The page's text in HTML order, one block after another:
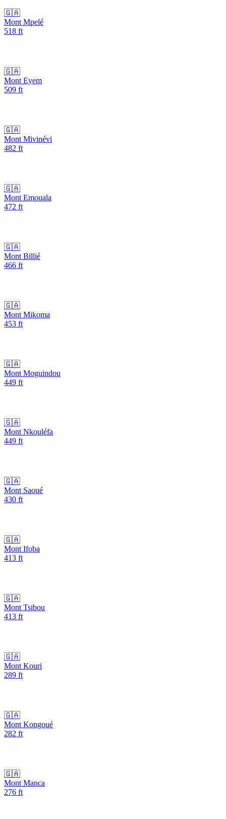
🇬🇦
Mont Mpelé
518 ft
🇬🇦
Mont Eyem
509 ft
🇬🇦
Mont Mivinévi
482 ft
🇬🇦
Mont Emouala
472 ft
🇬🇦
Mont Billié
466 ft
🇬🇦
Mont Mikoma
453 ft
🇬🇦
Mont Moguindou
449 ft
🇬🇦
Mont Nkouléfa
449 ft
🇬🇦
Mont Saoué
430 ft
🇬🇦
Mont Ifoba
413 ft
🇬🇦
Mont Tsibou
413 ft
🇬🇦
Mont Kouri
289 ft
🇬🇦
Mont Kongoué
282 ft
🇬🇦
Mont Manca
276 ft